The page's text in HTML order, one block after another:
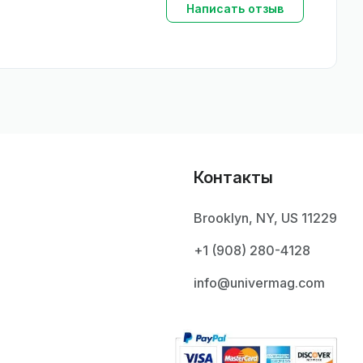
Написать отзыв
Контакты
Brooklyn, NY, US 11229
+1 ‪(908) 280-4128‬
info@univermag.com